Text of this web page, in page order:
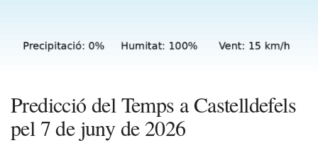
Predicció del Temps a Castelldefels
pel 7 de juny de 2026